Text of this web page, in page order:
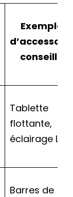
Exemple
d’accessoire
conseillé
Tablette
flottante,
éclairage LED
Barres de